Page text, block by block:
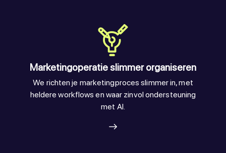
Marketingoperatie slimmer organiseren
We richten je marketingproces slimmer in, met
heldere workflows en waar zinvol ondersteuning
met AI.